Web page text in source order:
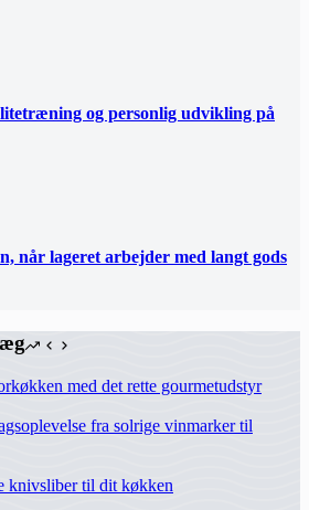
og personlig udvikling på
når lageret arbejder med langt gods
med det rette gourmetudstyr
fra solrige vinmarker til
knivsliber til dit køkken